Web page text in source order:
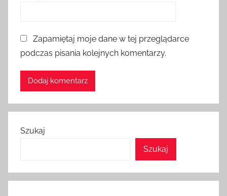
Zapamiętaj moje dane w tej przeglądarce
podczas pisania kolejnych komentarzy.
Szukaj
Szukaj